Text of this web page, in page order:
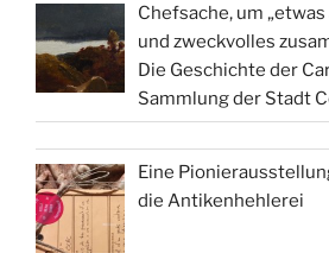
Chefsache, um
und zweckvolles
Die Geschichte der
Sammlung der Stadt
Eine
die Antikenhehlerei